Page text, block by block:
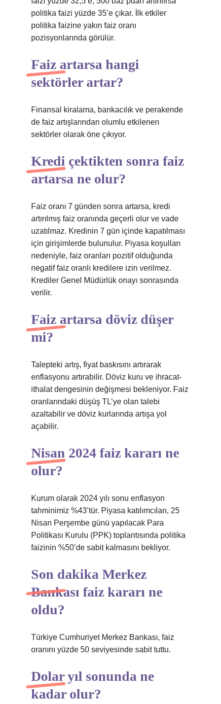
politika faizi yüzde 35’e çıkar. İlk etkiler
politika faizine yakın faiz oranı
pozisyonlarında görülür.
Faiz artarsa hangi
sektörler artar?
Finansal kiralama, bankacılık ve perakende
de faiz artışlarından olumlu etkilenen
sektörler olarak öne çıkıyor.
Kredi çektikten sonra faiz
artarsa ne olur?
Faiz oranı 7 günden sonra artarsa, kredi
artırılmış faiz oranında geçerli olur ve vade
uzatılmaz. Kredinin 7 gün içinde kapatılması
için girişimlerde bulunulur. Piyasa koşulları
nedeniyle, faiz oranları pozitif olduğunda
negatif faiz oranlı kredilere izin verilmez.
Krediler Genel Müdürlük onayı sonrasında
verilir.
Faiz artarsa döviz düşer
mi?
Talepteki artış, fiyat baskısını artırarak
enflasyonu artırabilir. Döviz kuru ve ihracat-
ithalat dengesinin değişmesi bekleniyor. Faiz
oranlarındaki düşüş TL’ye olan talebi
azaltabilir ve döviz kurlarında artışa yol
açabilir.
Nisan 2024 faiz kararı ne
olur?
Kurum olarak 2024 yılı sonu enflasyon
tahminimiz %43’tür. Piyasa katılımcıları, 25
Nisan Perşembe günü yapılacak Para
Politikası Kurulu (PPK) toplantısında politika
faizinin %50’de sabit kalmasını bekliyor.
Son dakika Merkez
Bankası faiz kararı ne
oldu?
Türkiye Cumhuriyet Merkez Bankası, faiz
oranını yüzde 50 seviyesinde sabit tuttu.
Dolar yıl sonunda ne
kadar olur?